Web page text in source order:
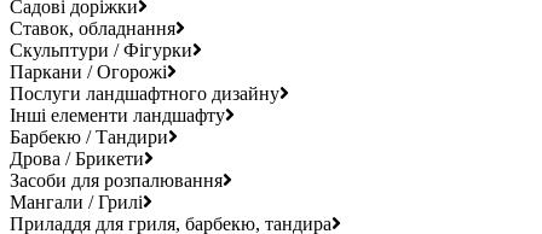
Садові доріжки
Ставок, обладнання
Скульптури / Фігурки
Паркани / Огорожі
Послуги ландшафтного дизайну
Інші елементи ландшафту
Барбекю / Тандири
Дрова / Брикети
Засоби для розпалювання
Мангали / Грилі
Приладдя для гриля, барбекю, тандира